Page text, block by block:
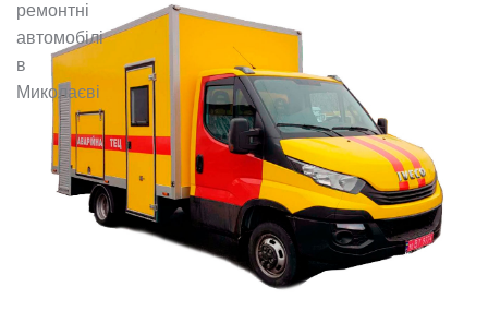
ПОДЗВОНИТИ
Контактні телефони:
+38 (097) 746-67-04
ЗАДАТИ ПИТАННЯ
ремонтні
автомобілі
в
Миколаєві